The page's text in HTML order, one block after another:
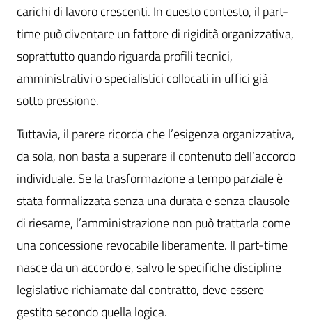
carichi di lavoro crescenti. In questo contesto, il part-
time può diventare un fattore di rigidità organizzativa,
soprattutto quando riguarda profili tecnici,
amministrativi o specialistici collocati in uffici già
sotto pressione.
Tuttavia, il parere ricorda che l’esigenza organizzativa,
da sola, non basta a superare il contenuto dell’accordo
individuale. Se la trasformazione a tempo parziale è
stata formalizzata senza una durata e senza clausole
di riesame, l’amministrazione non può trattarla come
una concessione revocabile liberamente. Il part-time
nasce da un accordo e, salvo le specifiche discipline
legislative richiamate dal contratto, deve essere
gestito secondo quella logica.